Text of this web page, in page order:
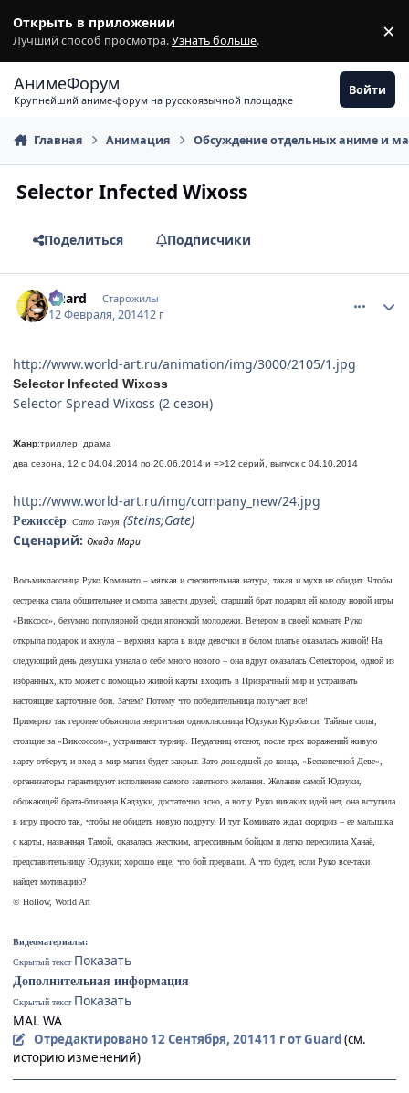
Открыть в приложении
Лучший способ просмотра.Узнать больше. ×
АнимеФорум
Крупнейший аниме-форум на русскоязычной площадке
Войти
Главная Анимация Обсуждение отдельных аниме и
Selector Infected Wixoss
Поделиться Подписчики
Guard Старожилы
12 Февраля, 201412 г
http://www.world-art.ru/animation/img/3000/2105/1.jpg
Selector Infected Wixoss
Selector Spread Wixoss (2 сезон)
Жанр:триллер, драма
два сезона, 12 c 04.04.2014 по 20.06.2014 и =>12 серий, выпуск с 04.10.2014
http://www.world-art.ru/img/company_new/24.jpg
Режиссёр: Сато Такуя (Steins;Gate)
Сценарий: Окада Мари
Восьмиклассница Руко Коминато – мягкая и стеснительная натура, такая и мухи не обидит. Чтобы
сестренка стала общительнее и смогла завести друзей, старший брат подарил ей колоду новой игры
«Виксосс», безумно популярной среди японской молодежи. Вечером в своей комнате Руко
открыла подарок и ахнула – верхняя карта в виде девочки в белом платье оказалась живой! На
следующий день девушка узнала о себе много нового – она вдруг оказалась Селектором, одной из
избранных, кто может с помощью живой карты входить в Призрачный мир и устраивать
настоящие карточные бои. Зачем? Потому что победительница получает все!
Примерно так героине объяснила энергичная одноклассница Юдзуки Курэбаяси. Тайные силы,
стоящие за «Виксоссом», устраивают турнир. Неудачниц отсеют, после трех поражений живую
карту отберут, и вход в мир магии будет закрыт. Зато дошедшей до конца, «Бесконечной Деве»,
организаторы гарантируют исполнение самого заветного желания. Желание самой Юдзуки,
обожающей брата-близнеца Кадзуки, достаточно ясно, а вот у Руко никаких идей нет, она вступила
в игру просто так, чтобы не обидеть новую подругу. И тут Коминато ждал сюрприз – ее малышка
с карты, названная Тамой, оказалась жестким, агрессивным бойцом и легко пересилила Ханаё,
представительницу Юдзуки; хорошо еще, что бой прервали. А что будет, если Руко все-таки
найдет мотивацию?
© Hollow, World Art
Видеоматериалы:
Скрытый текст
Дополнительная информация
Скрытый текст
MAL WA
Отредактировано 12 Сентября, 201411 гот Guard(см.
историю изменений)